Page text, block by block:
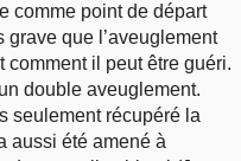
comme point de départ
grave que l’aveuglement
comment il peut être guéri.
double aveuglement.
seulement récupéré la
aussi été amené à